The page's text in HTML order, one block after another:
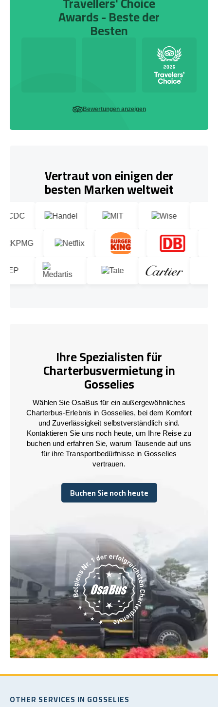
Awards - Beste der
Besten
Bewertungen anzeigen
Vertraut von einigen der
besten Marken weltweit
Ihre Spezialisten für
Charterbusvermietung in
Gosselies
Wählen Sie OsaBus für ein außergewöhnliches
Charterbus-Erlebnis in Gosselies, bei dem Komfort
und Zuverlässigkeit selbstverständlich sind.
Kontaktieren Sie uns noch heute, um Ihre Reise zu
buchen und erfahren Sie, warum Tausende auf uns
für ihre Transportbedürfnisse in Gosselies
vertrauen.
Buchen Sie noch heute
Buchen Sie noch heute
OTHER SERVICES IN GOSSELIES